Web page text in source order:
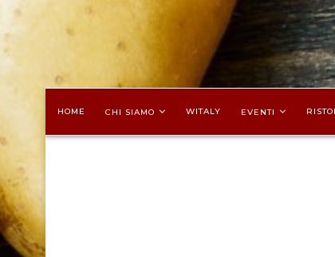
HOME CHI SIAMO WITALY EVENTI